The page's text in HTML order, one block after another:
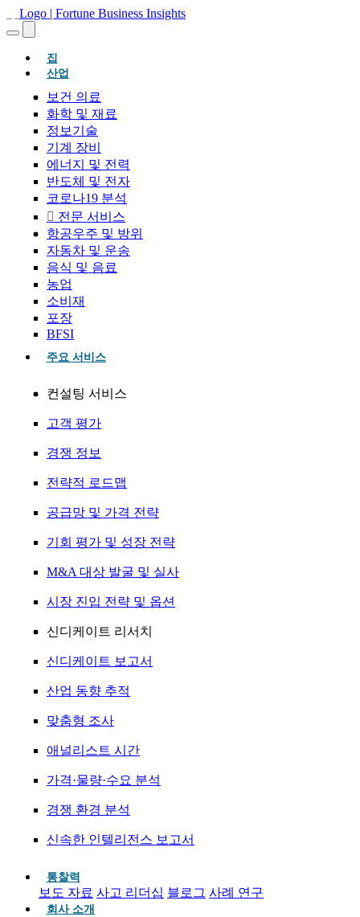
집(현재의)
산업
보건 의료
화학 및 재료
정보기술
기계 장비
에너지 및 전력
반도체 및 전자
코로나19 분석
전문 서비스
항공우주 및 방위
자동차 및 운송
음식 및 음료
농업
소비재
포장
BFSI
주요 서비스
컨설팅 서비스
고객 평가
경쟁 정보
전략적 로드맵
공급망 및 가격 전략
기회 평가 및 성장 전략
M&A 대상 발굴 및 실사
시장 진입 전략 및 옵션
신디케이트 리서치
신디케이트 보고서
산업 동향 추적
맞춤형 조사
애널리스트 시간
가격·물량·수요 분석
경쟁 환경 분석
신속한 인텔리전스 보고서
통찰력
보도 자료 사고 리더십 블로그 사례 연구
회사 소개